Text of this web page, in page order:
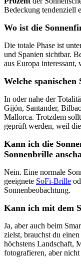
Bedeckung tendenziell
Wo ist die
Die totale Phase ist
und Spanien sichtbar.
aus Europa
Welche
In oder nahe der
Gijón, Santander,
Mallorca. Trotzdem
geprüft werden, weil
Kann ich die
Sonnenbrille
Nein. Eine normale
geeignete SoFi-Brille
Sonnenbeobachtung.
Kann ich mit dem
Ja, aber auch beim
zielst, brauchst du
höchstens Landschaft,
fotografieren, aber